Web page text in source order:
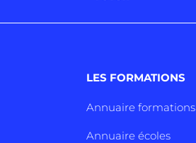
LES FORMATIONS
Annuaire formations
Annuaire écoles